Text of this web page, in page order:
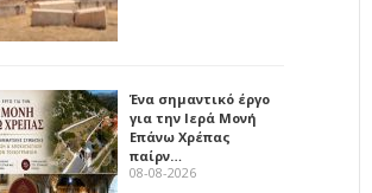
Ένα σημαντικό έργο
για την Ιερά Μονή
Επάνω Χρέπας
παίρν…
08-08-2026